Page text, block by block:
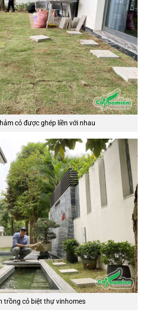
cỏ được ghép liền với nhau
trồng cỏ biệt thự vinhomes